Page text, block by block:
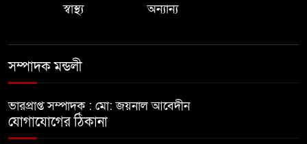
স্বাস্থ্য
অন্যান্য
সম্পাদক মন্ডলী
ভারপ্রাপ্ত সম্পাদক : মো: জয়নাল আবেদীন
যোগাযোগের ঠিকানা